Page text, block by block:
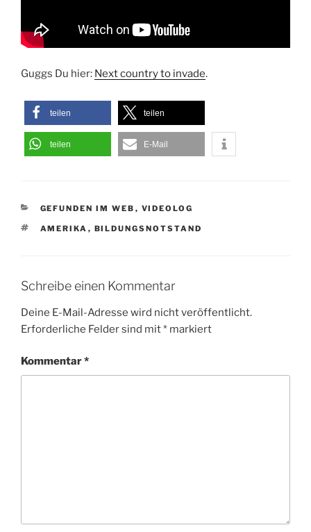
Guggs Du hier: Next country to invade.
teilen teilen
teilen E-Mail
KATEGORIEN
GEFUNDEN IM WEB , VIDEOLOG
SCHLAGWÖRTER
AMERIKA , BILDUNGSNOTSTAND
Schreibe einen Kommentar
Deine E-Mail-Adresse wird nicht veröffentlicht.
Erforderliche Felder sind mit* markiert
Kommentar*